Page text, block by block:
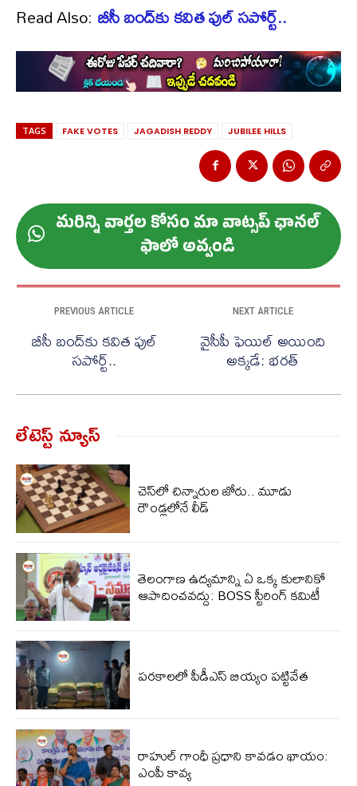
Read Also: బీసీ బంద్‌కు కవిత ఫుల్ సపోర్ట్..
TAGS FAKE VOTES JAGADISH REDDY JUBILEE HILLS
మ‌రిన్ని వార్త‌ల కోసం మా వాట్స‌ప్ ఛాన‌ల్
ఫాలో అవ్వండి
PREVIOUS ARTICLE
బీసీ బంద్‌కు కవిత ఫుల్
సపోర్ట్..
NEXT ARTICLE
వైసీపీ ఫెయిల్ అయింది
అక్కడే: భరత్
లేటెస్ట్ న్యూస్‌
చెస్‌లో చిన్నారుల జోరు.. మూడు
రౌండ్లలోనే లీడ్
తెలంగాణ ఉద్యమాన్ని ఏ ఒక్క కులానికో
ఆపాదించవద్దు: BOSS స్టీరింగ్ కమిటీ
పరకాలలో పీడీఎస్‌ బియ్యం పట్టివేత
రాహుల్ గాంధీ ప్రధాని కావడం ఖాయం:
ఎంపీ కావ్య